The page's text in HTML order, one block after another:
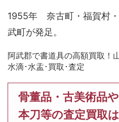
1955年 奈古町・福賀村
武町が発足。
阿武郡で書道具の高額買取！
水滴･水盂･買取･査定
骨董品・古美術品
本刀等の査定買取